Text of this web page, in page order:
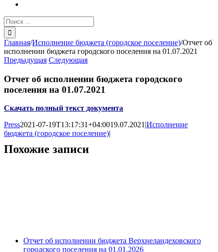
Результат
поиска:
Главная/Исполнение бюджета (городское поселение)/Отчет об
исполнении бюджета городского поселения на 01.07.2021
Предыдущая Следующая
Отчет об исполнении бюджета городского
поселения на 01.07.2021
Скачать полный текст документа
Press2021-07-19T13:17:31+04:0019.07.2021|Исполнение
бюджета (городское поселение)|
Похожие записи
Отчет об исполнении бюджета Верхнеландеховского
городского поселения на 01.01.2026